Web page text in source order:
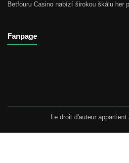
Betfouru Casino nabízí širokou škálu her
Fanpage
Le droit d'auteur